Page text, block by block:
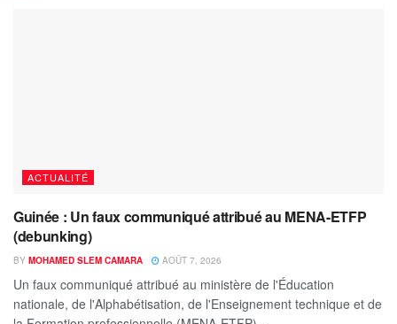
ACTUALITÉ
Guinée : Un faux communiqué attribué au MENA-ETFP
(debunking)
BY MOHAMED SLEM CAMARA AOÛT 7, 2026
Un faux communiqué attribué au ministère de l'Éducation
nationale, de l'Alphabétisation, de l'Enseignement technique et de